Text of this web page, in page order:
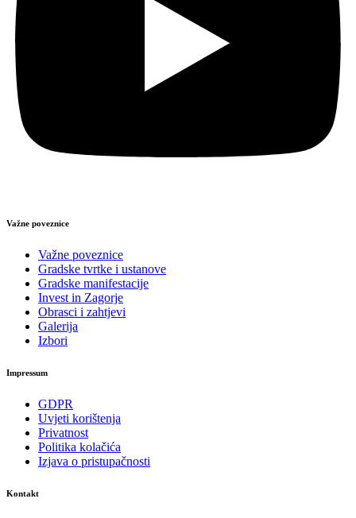
Važne poveznice
Važne poveznice
Gradske tvrtke i ustanove
Gradske manifestacije
Invest in Zagorje
Obrasci i zahtjevi
Galerija
Izbori
Impressum
GDPR
Uvjeti korištenja
Privatnost
Politika kolačića
Izjava o pristupačnosti
Kontakt